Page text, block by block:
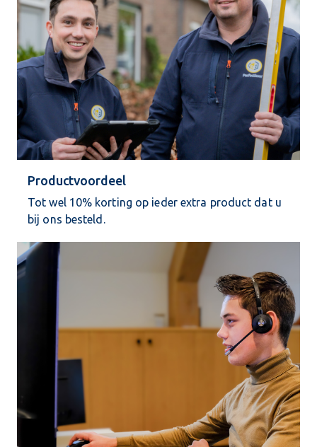
Productvoordeel
Tot wel 10% korting op ieder extra product dat u
bij ons besteld.